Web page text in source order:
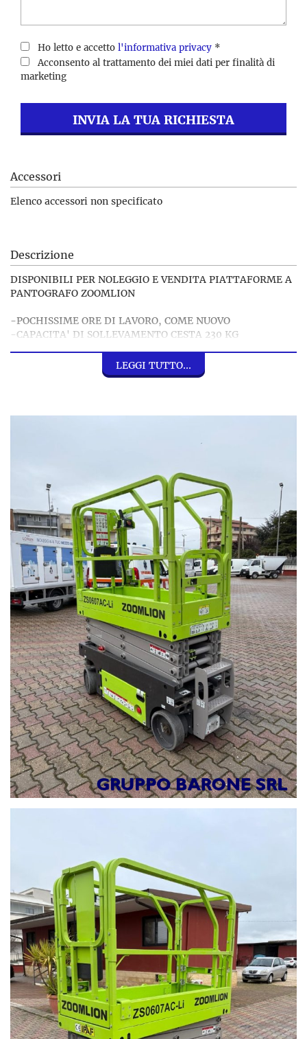
Ho letto e accetto l'informativa privacy *
Acconsento al trattamento dei miei dati per finalità di
marketing
INVIA LA TUA RICHIESTA
Accessori
Elenco accessori non specificato
Descrizione
DISPONIBILI PER NOLEGGIO E VENDITA PIATTAFORME A
PANTOGRAFO ZOOMLION
-POCHISSIME ORE DI LAVORO, COME NUOVO
-CAPACITA' DI SOLLEVAMENTO CESTA 230 KG
-BATTERIE 160Ah Li-on CARICATORE 24V / 30A
-LUNGHEZZA COMPLESSIVA 1,85 m
-MOTORE DI SOLLEVAMENTO 24V / 3,3kW
-PROGETTATE IN PARTI MODULARI
-ZERO EMISSIONI ADATTA A LAVORI CON RIGOROSI
REQUISITI AMBIENTALI
-DISPOSITIVO DI RECUPERO DI ENERGIA
-MOTORE A CORRENTE ALTERNATA ED ESENTE DA
MANUTENZIONE
-ELEVATA EFFICENZA DELLA TRASMISSIONE ELETTRICA
DIRETTA, PIU ALTA QUASI DEL DOPPIO RISPETTO A
QUELLA DELLA POMPA IDRAULICA
POSSIBILITA DI LEASING
FINANZIAMENTO
VENDITA - NOLEGGIO - IMPORT - EXPORT
PIATTAFORME - CARRELLI ELEVATORI - PANTOGRAFO -
AUTOGRU
MANITOU, MERLO, TEREX, JCB, HAULOTTE, GENIE
GRUPPO BARONE SRL
I nostri contatti:
Responsabili Vendite
Rag.Nunzio Tedesco 3357483604
Michele Tedesco 3357483603
LEGGI TUTTO...